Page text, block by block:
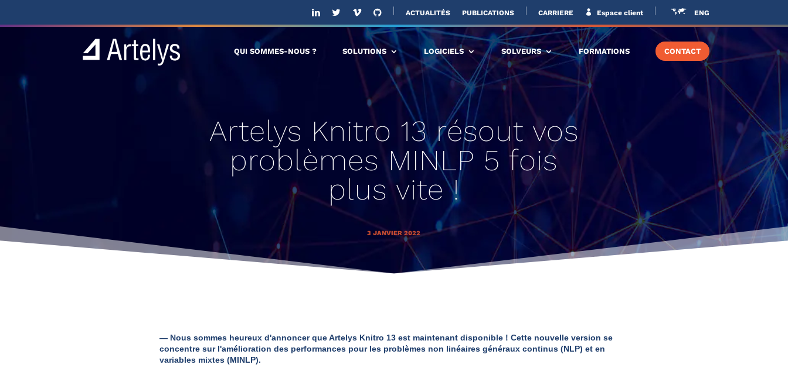
ACTUALITÉS PUBLICATIONS CARRIERE Espace client ENG
QUI SOMMES-NOUS ? SOLUTIONS LOGICIELS SOLVEURS FORMATIONS CONTACT
Artelys Knitro 13 résout vos
problèmes MINLP 5 fois
plus vite !
3 JANVIER 2022
— Nous sommes heureux d'annoncer que Artelys Knitro 13 est maintenant disponible ! Cette nouvelle version se
concentre sur l'amélioration des performances pour les problèmes non linéaires généraux continus (NLP) et en
variables mixtes (MINLP).